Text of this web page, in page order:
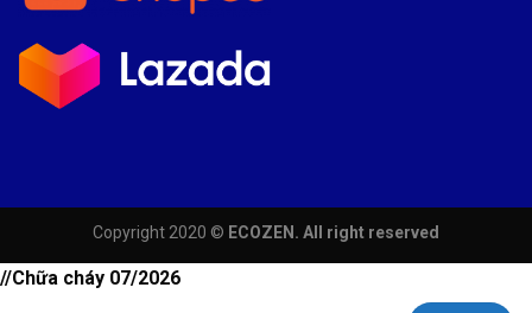
Copyright 2020 © ECOZEN. All right reserved
//Chữa cháy 07/2026